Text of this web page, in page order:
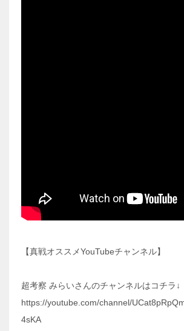
【真戦オススメYouTubeチャンネル】
超考察 みらいさんのチャンネルはコチラ↓
https://youtube.com/channel/
4sKA